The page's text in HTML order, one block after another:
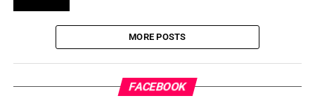
MORE POSTS
FACEBOOK